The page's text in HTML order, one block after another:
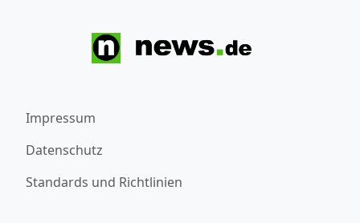
Impressum
Datenschutz
Standards und Richtlinien